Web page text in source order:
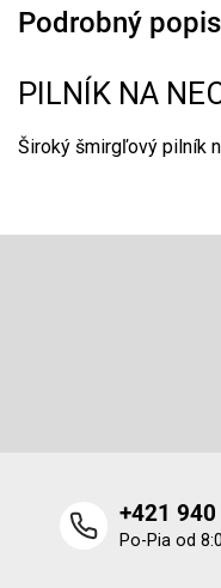
Podrobný popis
PILNÍK NA
Široký šmirgľový pilník
+421
Po-Pia od